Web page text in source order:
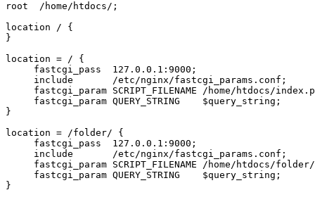
root  /home/htdocs/;
location / {
}
location = / {
     fastcgi_pass  127.0.0.1:9000;
     include       /etc/nginx/fastcgi_params.conf;
fastcgi_param SCRIPT_FILENAME /home/htdocs/
     fastcgi_param QUERY_STRING    $query_string;
}
location = /folder/ {
     fastcgi_pass  127.0.0.1:9000;
     include       /etc/nginx/fastcgi_params.conf;
fastcgi_param SCRIPT_FILENAME /home/htdocs/
     fastcgi_param QUERY_STRING    $query_string;
}